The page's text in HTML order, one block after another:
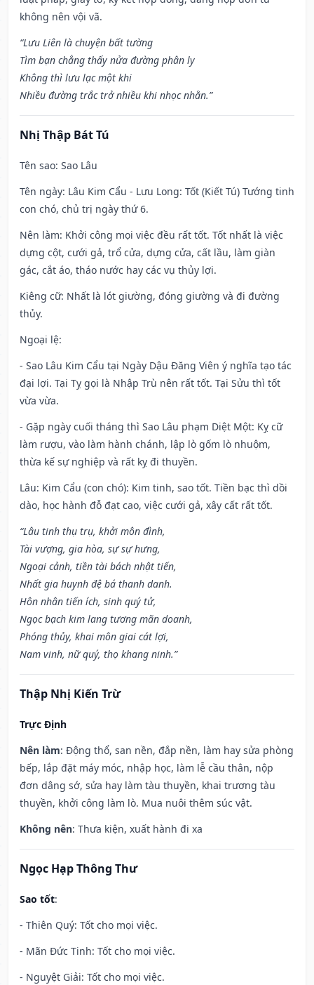
không nên vội vã.
“Lưu Liên là chuyện bất tường
Tìm bạn chẳng thấy nửa đường phân ly
Không thì lưu lạc một khi
Nhiều đường trắc trở nhiều khi nhọc nhằn.”
Nhị Thập Bát Tú
Tên sao: Sao Lâu
Tên ngày: Lâu Kim Cẩu - Lưu Long: Tốt (Kiết Tú) Tướng tinh
con chó, chủ trị ngày thứ 6.
Nên làm: Khởi công mọi việc đều rất tốt. Tốt nhất là việc
dựng cột, cưới gả, trổ cửa, dựng cửa, cất lầu, làm giàn
gác, cắt áo, tháo nước hay các vụ thủy lợi.
Kiêng cữ: Nhất là lót giường, đóng giường và đi đường
thủy.
Ngoại lệ:
- Sao Lâu Kim Cẩu tại Ngày Dậu Đăng Viên ý nghĩa tạo tác
đại lợi. Tại Tỵ gọi là Nhập Trù nên rất tốt. Tại Sửu thì tốt
vừa vừa.
- Gặp ngày cuối tháng thì Sao Lâu phạm Diệt Một: Kỵ cữ
làm rượu, vào làm hành chánh, lập lò gốm lò nhuộm,
thừa kế sự nghiệp và rất kỵ đi thuyền.
Lâu: Kim Cẩu (con chó): Kim tinh, sao tốt. Tiền bạc thì dồi
dào, học hành đỗ đạt cao, việc cưới gả, xây cất rất tốt.
“Lâu tinh thụ trụ, khởi môn đình,
Tài vượng, gia hòa, sự sự hưng,
Ngoại cảnh, tiền tài bách nhật tiến,
Nhất gia huynh đệ bá thanh danh.
Hôn nhân tiến ích, sinh quý tử,
Ngọc bạch kim lang tương mãn doanh,
Phóng thủy, khai môn giai cát lợi,
Nam vinh, nữ quý, thọ khang ninh.”
Thập Nhị Kiến Trừ
Trực Định
Nên làm: Động thổ, san nền, đắp nền, làm hay sửa phòng
bếp, lắp đặt máy móc, nhập học, làm lễ cầu thân, nộp
đơn dâng sớ, sửa hay làm tàu thuyền, khai trương tàu
thuyền, khởi công làm lò. Mua nuôi thêm súc vật.
Không nên: Thưa kiện, xuất hành đi xa
Ngọc Hạp Thông Thư
Sao tốt:
- Thiên Quý: Tốt cho mọi việc.
- Mãn Đức Tinh: Tốt cho mọi việc.
- Nguyệt Giải: Tốt cho mọi việc.